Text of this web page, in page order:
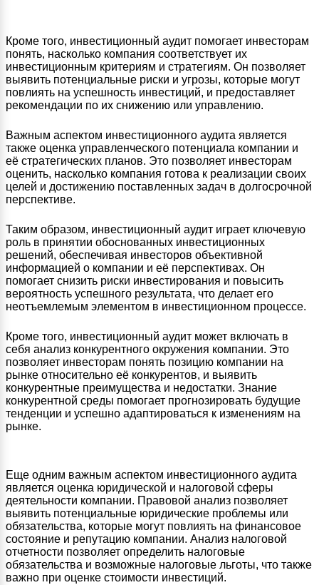
Кроме того, инвестиционный аудит помогает инвесторам
понять, насколько компания соответствует их
инвестиционным критериям и стратегиям. Он позволяет
выявить потенциальные риски и угрозы, которые могут
повлиять на успешность инвестиций, и предоставляет
рекомендации по их снижению или управлению.
Важным аспектом инвестиционного аудита является
также оценка управленческого потенциала компании и
её стратегических планов. Это позволяет инвесторам
оценить, насколько компания готова к реализации своих
целей и достижению поставленных задач в долгосрочной
перспективе.
Таким образом, инвестиционный аудит играет ключевую
роль в принятии обоснованных инвестиционных
решений, обеспечивая инвесторов объективной
информацией о компании и её перспективах. Он
помогает снизить риски инвестирования и повысить
вероятность успешного результатa, что делает его
неотъемлемым элементом в инвестиционном процессе.
Кроме того, инвестиционный аудит может включать в
себя анализ конкурентного окружения компании. Это
позволяет инвесторам понять позицию компании на
рынке относительно её конкурентов, и выявить
конкурентные преимущества и недостатки. Знание
конкурентной среды помогает прогнозировать будущие
тенденции и успешно адаптироваться к изменениям на
рынке.
Еще одним важным аспектом инвестиционного аудита
является оценка юридической и налоговой сферы
деятельности компании. Правовой анализ позволяет
выявить потенциальные юридические проблемы или
обязательства, которые могут повлиять на финансовое
состояние и репутацию компании. Анализ налоговой
отчетности позволяет определить налоговые
обязательства и возможные налоговые льготы, что также
важно при оценке стоимости инвестиций.